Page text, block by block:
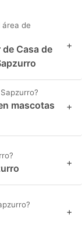
área de
Casa de
+
mascotas
+
+
+